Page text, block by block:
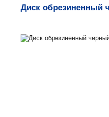
Диск обрезиненный